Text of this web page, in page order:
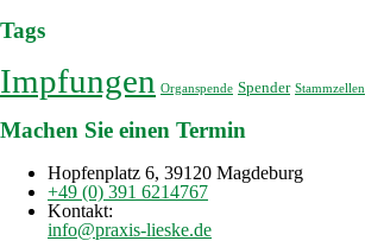
Tags
Impfungen Organspende Spender Stammzellen
Machen Sie einen Termin
Hopfenplatz 6, 39120 Magdeburg
+49 (0) 391 6214767
Kontakt:
info@praxis-lieske.de